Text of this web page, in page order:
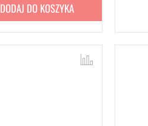
DODAJ DO KOSZYKA